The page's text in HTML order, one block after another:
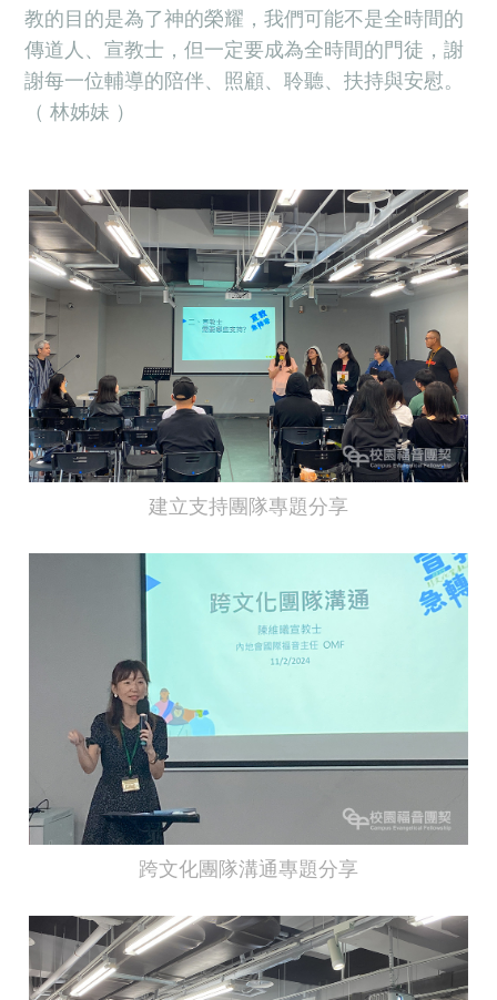
教的目的是為了神的榮耀，我們可能不是全時間的
傳道人、宣教士，但一定要成為全時間的門徒，謝
謝每一位輔導的陪伴、照顧、聆聽、扶持與安慰。
（ 林姊妹 ）
建立支持團隊專題分享
跨文化團隊溝通專題分享